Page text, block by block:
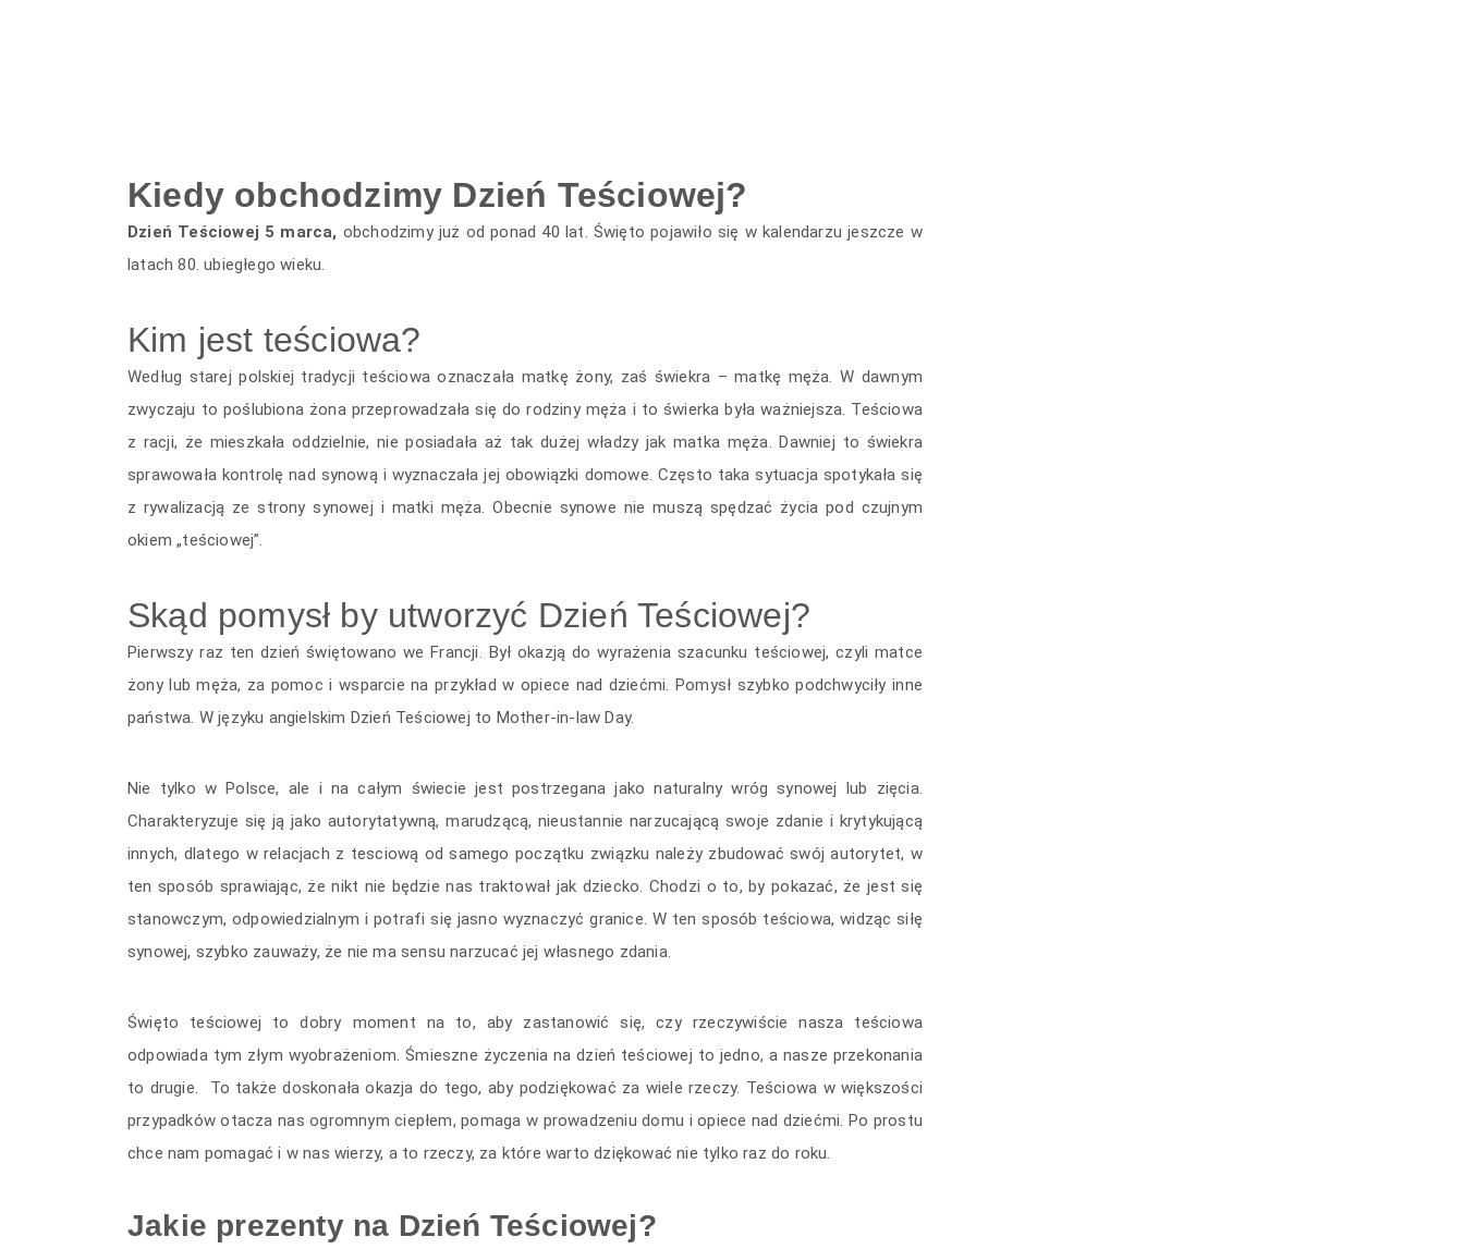
Kiedy obchodzimy Dzień Teściowej?
Dzień Teściowej 5 marca, obchodzimy już od ponad 40 lat. Święto pojawiło się w kalendarzu jeszcze w
latach 80. ubiegłego wieku.
Kim jest teściowa?
Według starej polskiej tradycji teściowa oznaczała matkę żony, zaś świekra – matkę męża. W dawnym
zwyczaju to poślubiona żona przeprowadzała się do rodziny męża i to świerka była ważniejsza. Teściowa
z racji, że mieszkała oddzielnie, nie posiadała aż tak dużej władzy jak matka męża. Dawniej to świekra
sprawowała kontrolę nad synową i wyznaczała jej obowiązki domowe. Często taka sytuacja spotykała się
z rywalizacją ze strony synowej i matki męża. Obecnie synowe nie muszą spędzać życia pod czujnym
okiem „teściowej”.
Skąd pomysł by utworzyć Dzień Teściowej?
Pierwszy raz ten dzień świętowano we Francji. Był okazją do wyrażenia szacunku teściowej, czyli matce
żony lub męża, za pomoc i wsparcie na przykład w opiece nad dziećmi. Pomysł szybko podchwyciły inne
państwa. W języku angielskim Dzień Teściowej to Mother-in-law Day.
Nie tylko w Polsce, ale i na całym świecie jest postrzegana jako naturalny wróg synowej lub zięcia.
Charakteryzuje się ją jako autorytatywną, marudzącą, nieustannie narzucającą swoje zdanie i krytykującą
innych, dlatego w relacjach z tesciową od samego początku związku należy zbudować swój autorytet, w
ten sposób sprawiając, że nikt nie będzie nas traktował jak dziecko. Chodzi o to, by pokazać, że jest się
stanowczym, odpowiedzialnym i potrafi się jasno wyznaczyć granice. W ten sposób teściowa, widząc siłę
synowej, szybko zauważy, że nie ma sensu narzucać jej własnego zdania.
Święto
teściowej to dobry moment na to, aby zastanowić się, czy rzeczywiście nasza teściowa
odpowiada tym złym wyobrażeniom. Śmieszne życzenia na dzień teściowej to jedno, a nasze przekonania
to drugie. To także doskonała okazja do tego, aby podziękować za wiele rzeczy. Teściowa w większości
przypadków otacza nas ogromnym ciepłem, pomaga w prowadzeniu domu i opiece nad dziećmi. Po prostu
chce nam pomagać i w nas wierzy, a to rzeczy, za które warto dziękować nie tylko raz do roku.
Jakie prezenty na Dzień Teściowej?